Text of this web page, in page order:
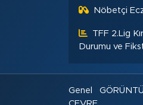
Nöbetçi
TFF 2.Lig
Durumu ve
Genel